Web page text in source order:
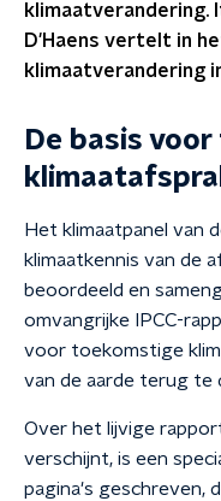
klimaatverandering.
D'Haens vertelt in
klimaatverandering
De basis
Het klimaatpanel van
klimaatkennis van de
beoordeeld en
omvangrijke IPCC-
voor toekomstige
van de aarde terug te
Over het lijvige
verschijnt, is een
pagina's geschreven,